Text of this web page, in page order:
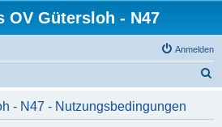
OV Gütersloh - N47
Anmelden
- N47 - Nutzungsbedingungen